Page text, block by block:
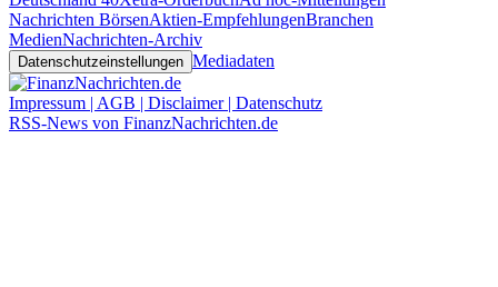
Nachrichten BörsenAktien-EmpfehlungenBranchen
MedienNachrichten-Archiv
Datenschutzeinstellungen Mediadaten
Impressum | AGB | Disclaimer | Datenschutz
RSS-News von FinanzNachrichten.de